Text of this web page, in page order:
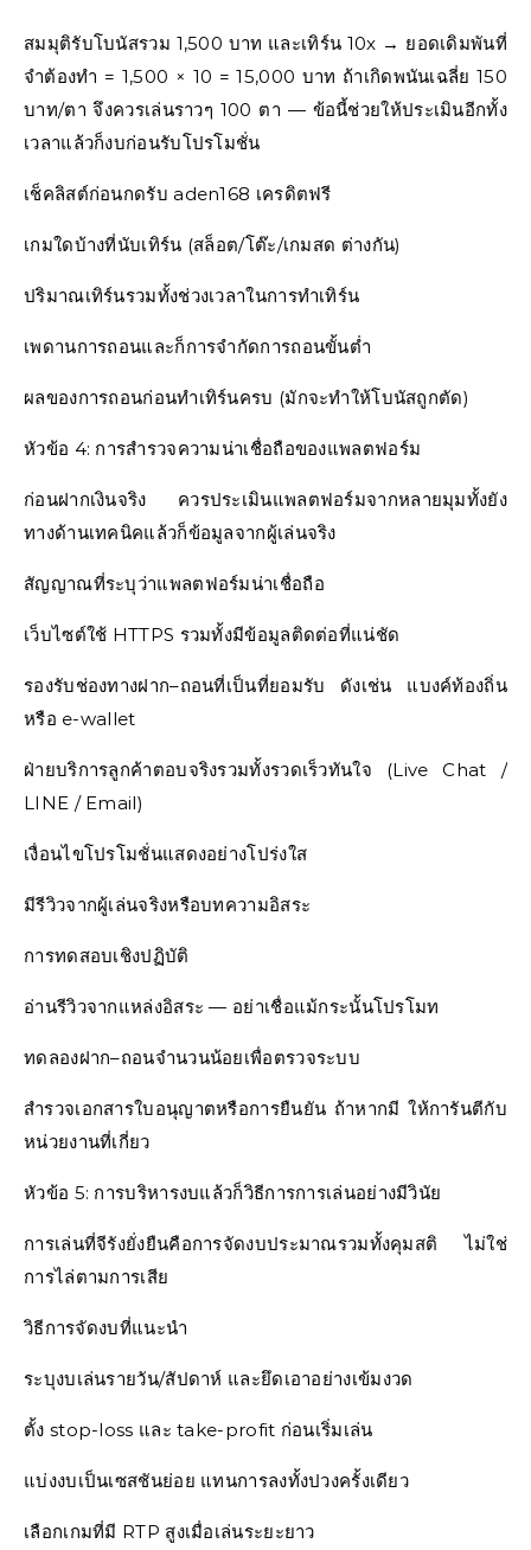
สมมุติรับโบนัสรวม 1,500 บาท และเทิร์น 10x → ยอดเดิมพันที่
จำต้องทำ = 1,500 × 10 = 15,000 บาท ถ้าเกิดพนันเฉลี่ย 150
บาท/ตา จึงควรเล่นราวๆ 100 ตา — ข้อนี้ช่วยให้ประเมินอีกทั้ง
เวลาแล้วก็งบก่อนรับโปรโมชั่น
เช็คลิสต์ก่อนกดรับ aden168 เครดิตฟรี
เกมใดบ้างที่นับเทิร์น (สล็อต/โต๊ะ/เกมสด ต่างกัน)
ปริมาณเทิร์นรวมทั้งช่วงเวลาในการทำเทิร์น
เพดานการถอนและก็การจำกัดการถอนขั้นต่ำ
ผลของการถอนก่อนทำเทิร์นครบ (มักจะทำให้โบนัสถูกตัด)
หัวข้อ 4: การสำรวจความน่าเชื่อถือของแพลตฟอร์ม
ก่อนฝากเงินจริง ควรประเมินแพลตฟอร์มจากหลายมุมทั้งยัง
ทางด้านเทคนิคแล้วก็ข้อมูลจากผู้เล่นจริง
สัญญาณที่ระบุว่าแพลตฟอร์มน่าเชื่อถือ
เว็บไซต์ใช้ HTTPS รวมทั้งมีข้อมูลติดต่อที่แน่ชัด
รองรับช่องทางฝาก–ถอนที่เป็นที่ยอมรับ ดังเช่น แบงค์ท้องถิ่น
หรือ e-wallet
ฝ่ายบริการลูกค้าตอบจริงรวมทั้งรวดเร็วทันใจ (Live Chat /
LINE / Email)
เงื่อนไขโปรโมชั่นแสดงอย่างโปร่งใส
มีรีวิวจากผู้เล่นจริงหรือบทความอิสระ
การทดสอบเชิงปฏิบัติ
อ่านรีวิวจากแหล่งอิสระ — อย่าเชื่อแม้กระนั้นโปรโมท
ทดลองฝาก–ถอนจำนวนน้อยเพื่อตรวจระบบ
สำรวจเอกสารใบอนุญาตหรือการยืนยัน ถ้าหากมี ให้การันตีกับ
หน่วยงานที่เกี่ยว
หัวข้อ 5: การบริหารงบแล้วก็วิธีการการเล่นอย่างมีวินัย
การเล่นที่จีรังยั่งยืนคือการจัดงบประมาณรวมทั้งคุมสติ ไม่ใช่
การไล่ตามการเสีย
วิธีการจัดงบที่แนะนำ
ระบุงบเล่นรายวัน/สัปดาห์ และยึดเอาอย่างเข้มงวด
ตั้ง stop-loss และ take-profit ก่อนเริ่มเล่น
แบ่งงบเป็นเซสชันย่อย แทนการลงทั้งปวงครั้งเดียว
เลือกเกมที่มี RTP สูงเมื่อเล่นระยะยาว